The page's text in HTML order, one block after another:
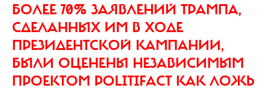
БОЛЕЕ 70% ЗАЯВЛЕНИЙ ТРАМПА,
СДЕЛАННЫХ ИМ В ХОДЕ
ПРЕЗИДЕНТСКОЙ КАМПАНИИ,
БЫЛИ ОЦЕНЕНЫ НЕЗАВИСИМЫМ
ПРОЕКТОМ POLITIFACT КАК ЛОЖЬ